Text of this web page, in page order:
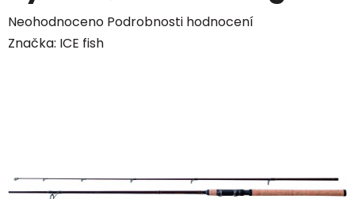
Průměrné
hodnocení
Neohodnoceno Podrobnosti hodnocení
Značka: ICE fish